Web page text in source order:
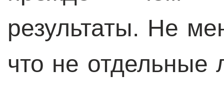
результаты. Не
что не отдельные